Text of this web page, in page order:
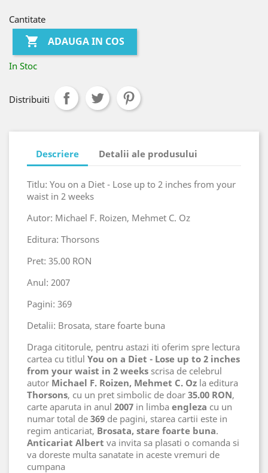
Cantitate
 ADAUGA IN COS
In Stoc
Distribuiti
Descriere Detalii ale produsului
Titlu: You on a Diet - Lose up to 2 inches from your
waist in 2 weeks
Autor: Michael F. Roizen, Mehmet C. Oz
Editura: Thorsons
Pret: 35.00 RON
Anul: 2007
Pagini: 369
Detalii: Brosata, stare foarte buna
Draga cititorule, pentru astazi iti oferim spre lectura
cartea cu titlul You on a Diet - Lose up to 2 inches
from your waist in 2 weeks scrisa de celebrul
autor Michael F. Roizen, Mehmet C. Oz la editura
Thorsons, cu un pret simbolic de doar 35.00 RON,
carte aparuta in anul 2007 in limba engleza cu un
numar total de 369 de pagini, starea cartii este in
regim anticariat, Brosata, stare foarte buna.
Anticariat Albert va invita sa plasati o comanda si
va doreste multa sanatate in aceste vremuri de
cumpana